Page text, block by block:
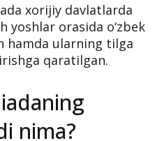
xorijiy davlatlarda
yoshlar orasida o‘zbek
hamda ularning tilga
qaratilgan.
nima?